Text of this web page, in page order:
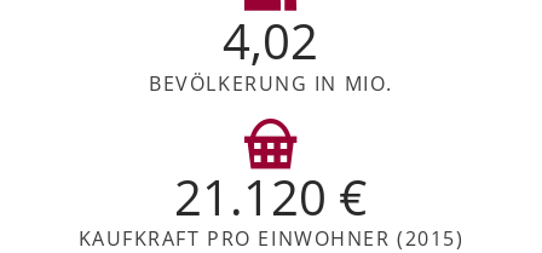
4,02
BEVÖLKERUNG IN MIO.
21.120 €
KAUFKRAFT PRO EINWOHNER (2015)